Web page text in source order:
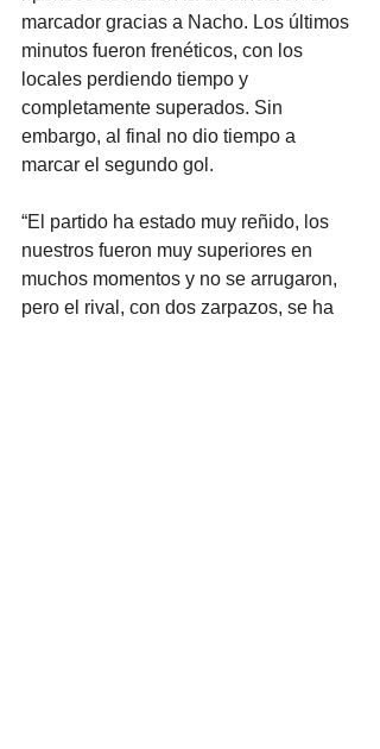
marcador gracias a Nacho. Los últimos
minutos fueron frenéticos, con los
locales perdiendo tiempo y
completamente superados. Sin
embargo, al final no dio tiempo a
marcar el segundo gol.
“El partido ha estado muy reñido, los
nuestros fueron muy superiores en
muchos momentos y no se arrugaron,
pero el rival, con dos zarpazos, se ha